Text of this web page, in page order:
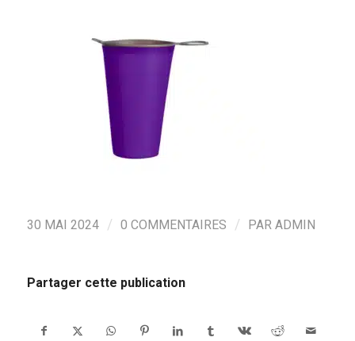
30 MAI 2024 / 0 COMMENTAIRES / PAR ADMIN
Partager cette publication